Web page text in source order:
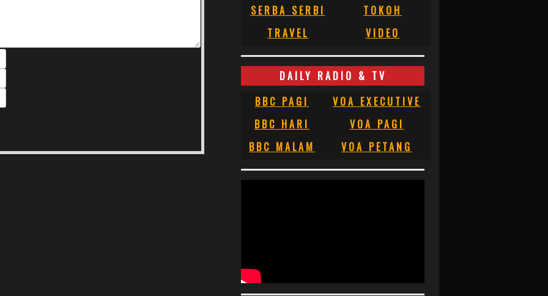
SERBA SERBI
TOKOH
TRAVEL
VIDEO
DAILY RADIO & TV
BBC PAGI
VOA EXECUTIVE
BBC HARI
VOA PAGI
BBC MALAM
VOA PETANG